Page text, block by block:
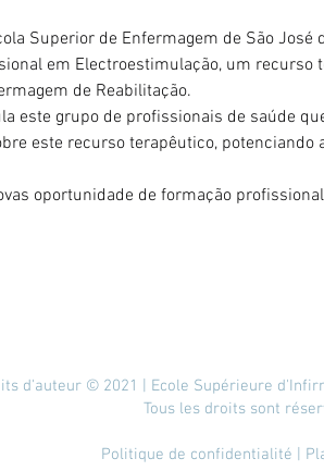
Superior de Enfermagem de São José
em Electroestimulação, um recurso
de Reabilitação.
este grupo de profissionais de saúde
este recurso terapêutico, potenciando
oportunidade de formação
d'auteur © 2021 | Ecole Supérieure
Tous les droits sont
Politique de confidentialité |